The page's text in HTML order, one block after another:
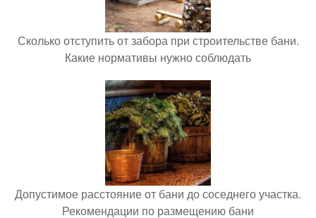
Сколько отступить от забора при строительстве бани.
Какие нормативы нужно соблюдать
Допустимое расстояние от бани до соседнего участка.
Рекомендации по размещению бани